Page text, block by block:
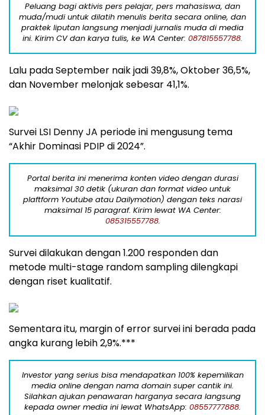
Peluang bagi aktivis pers pelajar, pers mahasiswa, dan
muda/mudi untuk dilatih menulis berita secara online, dan
praktek liputan langsung menjadi jurnalis muda di media
ini. Kirim CV dan karya tulis, ke WA Center: 087815557788.
Lalu pada September naik jadi 39,8%, Oktober 36,5%,
dan November melonjak sebesar 41,1%.
Survei LSI Denny JA periode ini mengusung tema
“Akhir Dominasi PDIP di 2024”.
Portal berita ini menerima konten video dengan durasi
maksimal 30 detik (ukuran dan format video untuk
plaftform Youtube atau Dailymotion) dengan teks narasi
maksimal 15 paragraf. Kirim lewat WA Center:
085315557788.
Survei dilakukan dengan 1.200 responden dan
metode multi-stage random sampling dilengkapi
dengan riset kualitatif.
Sementara itu, margin of error survei ini berada pada
angka kurang lebih 2,9%.***
Investor yang serius bisa mendapatkan 100% kepemilikan
media online dengan nama domain super cantik ini.
Silahkan ajukan penawaran harganya secara langsung
kepada owner media ini lewat WhatsApp: 08557777888.